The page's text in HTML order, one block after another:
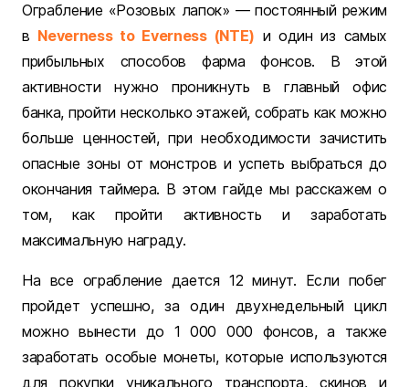
Ограбление «Розовых лапок» — постоянный режим
в Neverness to Everness (NTE) и один из самых
прибыльных способов фарма фонсов. В этой
активности нужно проникнуть в главный офис
банка, пройти несколько этажей, собрать как можно
больше ценностей, при необходимости зачистить
опасные зоны от монстров и успеть выбраться до
окончания таймера. В этом гайде мы расскажем о
том, как пройти активность и заработать
максимальную награду.
На все ограбление дается 12 минут. Если побег
пройдет успешно, за один двухнедельный цикл
можно вынести до 1 000 000 фонсов, а также
заработать особые монеты, которые используются
для покупки уникального транспорта, скинов и